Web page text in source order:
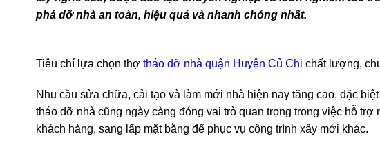
tháo dỡ nhà quận Huyện Củ Chi tạiCông ty TNHH TM – DV
phá dỡ nhà an toàn, hiệu quả và nhanh chóng nhất.
Tiêu chí lựa chọn thợ tháo dỡ nhà quận Huyện Củ Chi chất lượng,
Nhu cầu sửa chữa, cải tạo và làm mới nhà hiện nay tăng cao, đặc